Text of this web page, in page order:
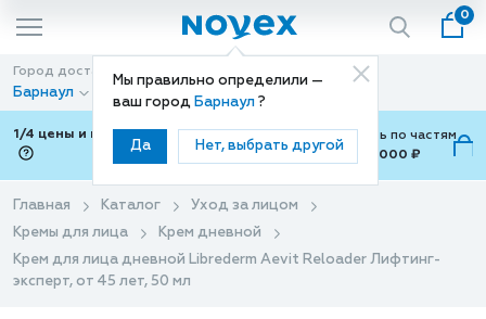
Мы правильно определили —
ваш город Барнаул ?
Да Нет, выбрать другой
0
Город доставки
Барнаул
Способ доставки
Доставка
1/4 цены и покупки ваши с Подели
Можно оплатить по частям
от 700 ₽ до 15,000 ₽
Главная Каталог
Уход за лицом
Кремы для лица
Крем дневной
Крем для лица дневной Librederm Aevit Reloader Лифтинг-
эксперт, от 45 лет, 50 мл